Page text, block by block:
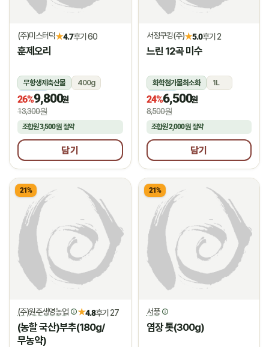
(주)미스터덕★4.7후기 60
훈제오리
무항생제축산물
400g
냉동
26%9,800원
13,300원
조합원3,500원 절약
담기
서정쿠킹(주)★5.0후기 2
느린 12곡 미수
화학첨가물최소화
1L
냉장
24%6,500원
8,500원
조합원2,000원절약
담기
21%
(주)원주생명농업 ★4.8후기 27
(농할 국산)부추(180g/
무농약)
21%
서풍
염장 톳(300g)